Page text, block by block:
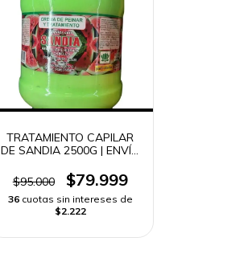
TRATAMIENTO CAPILAR
DE SANDIA 2500G | ENVÍO
$95.000
$79.999
36 cuotas sin intereses de
$2.222